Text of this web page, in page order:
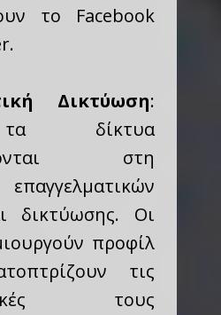
το Facebook
Δικτύωση:
δίκτυα
στη
δικτύωσης. Οι
προφίλ
τις
τους